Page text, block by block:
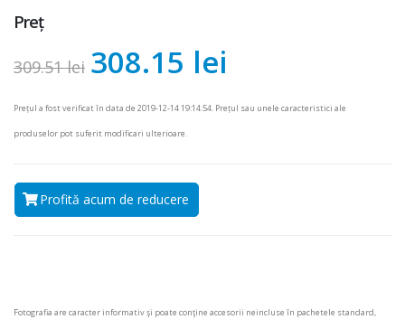
Preț
309.51 lei 308.15 lei
Prețul a fost verificat în data de 2019-12-14 19:14:54. Prețul sau unele caracteristici ale
produselor pot suferit modificari ulterioare.
Profită acum de reducere
Fotografia are caracter informativ şi poate conţine accesorii neincluse în pachetele standard,